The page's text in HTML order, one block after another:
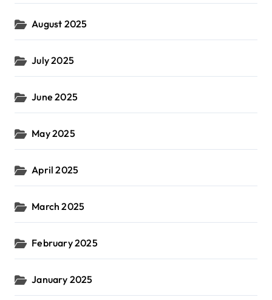
August 2025
July 2025
June 2025
May 2025
April 2025
March 2025
February 2025
January 2025